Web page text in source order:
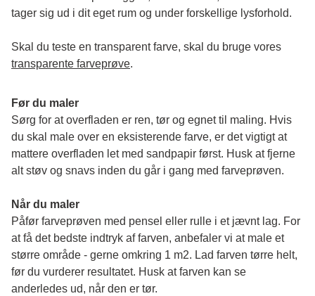
tager sig ud i dit eget rum og under forskellige lysforhold.
transparente farveprøve.
Før du maler
Sørg for at overfladen er ren, tør og egnet til maling. Hvis
du skal male over en eksisterende farve, er det vigtigt at
mattere overfladen let med sandpapir først. Husk at fjerne
alt støv og snavs inden du går i gang med farveprøven.
Når du maler
Påfør farveprøven med pensel eller rulle i et jævnt lag. For
at få det bedste indtryk af farven, anbefaler vi at male et
større område - gerne omkring 1 m2. Lad farven tørre helt,
før du vurderer resultatet. Husk at farven kan se
anderledes ud, når den er tør.